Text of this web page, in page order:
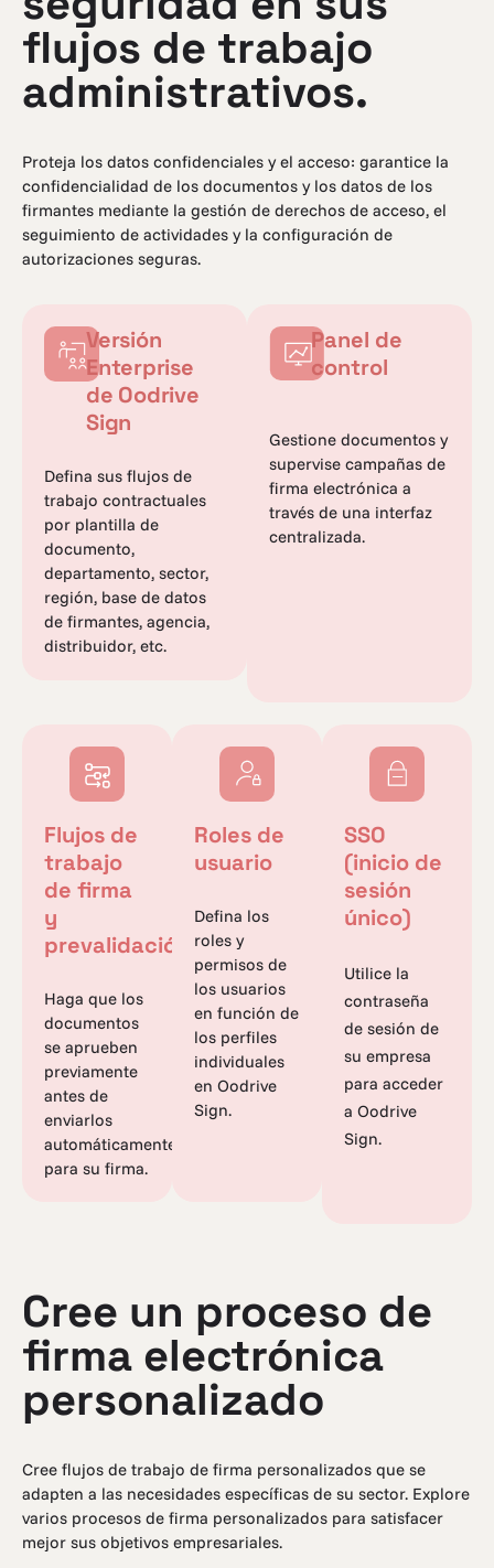
flujos de trabajo
administrativos.
Proteja los datos confidenciales y el acceso: garantice la
confidencialidad de los documentos y los datos de los
firmantes mediante la gestión de derechos de acceso, el
seguimiento de actividades y la configuración de
autorizaciones seguras.
Versión
Enterprise
de Oodrive
Sign
Defina sus flujos de
trabajo contractuales
por plantilla de
documento,
departamento, sector,
región, base de datos
de firmantes, agencia,
distribuidor, etc.
Panel de
control
Gestione documentos y
supervise campañas de
firma electrónica a
través de una interfaz
centralizada.
Flujos de
trabajo
de firma
y
prevalidación
Haga que los
documentos
se aprueben
previamente
antes de
enviarlos
automáticamente
para su firma.
Roles de
usuario
Defina los
roles y
permisos de
los usuarios
en función de
los perfiles
individuales
en Oodrive
Sign.
SSO
(inicio de
sesión
único)
Utilice la
contraseña
de sesión de
su empresa
para acceder
a Oodrive
Sign.
Cree un proceso de
firma electrónica
personalizado
Cree flujos de trabajo de firma personalizados que se
adapten a las necesidades específicas de su sector. Explore
varios procesos de firma personalizados para satisfacer
mejor sus objetivos empresariales.